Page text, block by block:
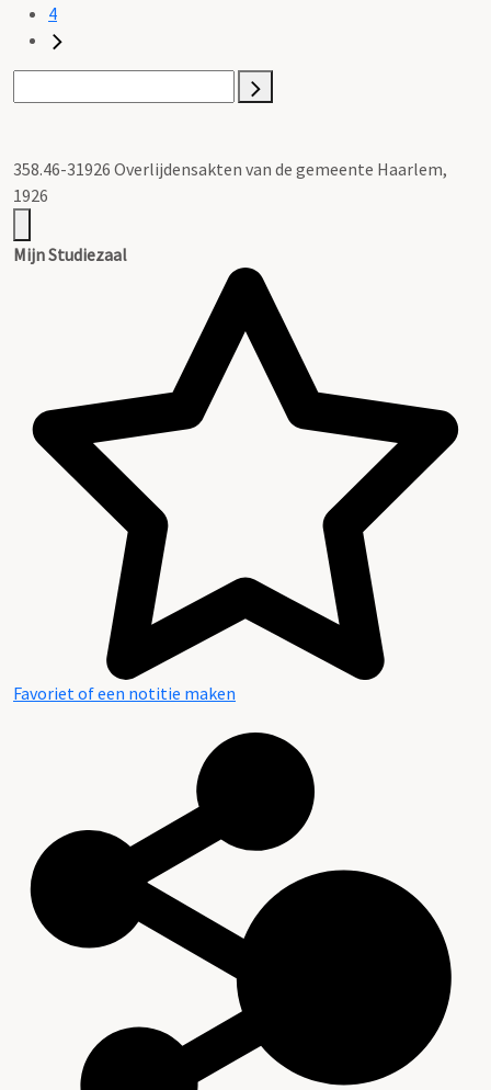
4
358.46-31926 Overlijdensakten van de gemeente Haarlem,
1926
Mijn Studiezaal
Favoriet of een notitie maken